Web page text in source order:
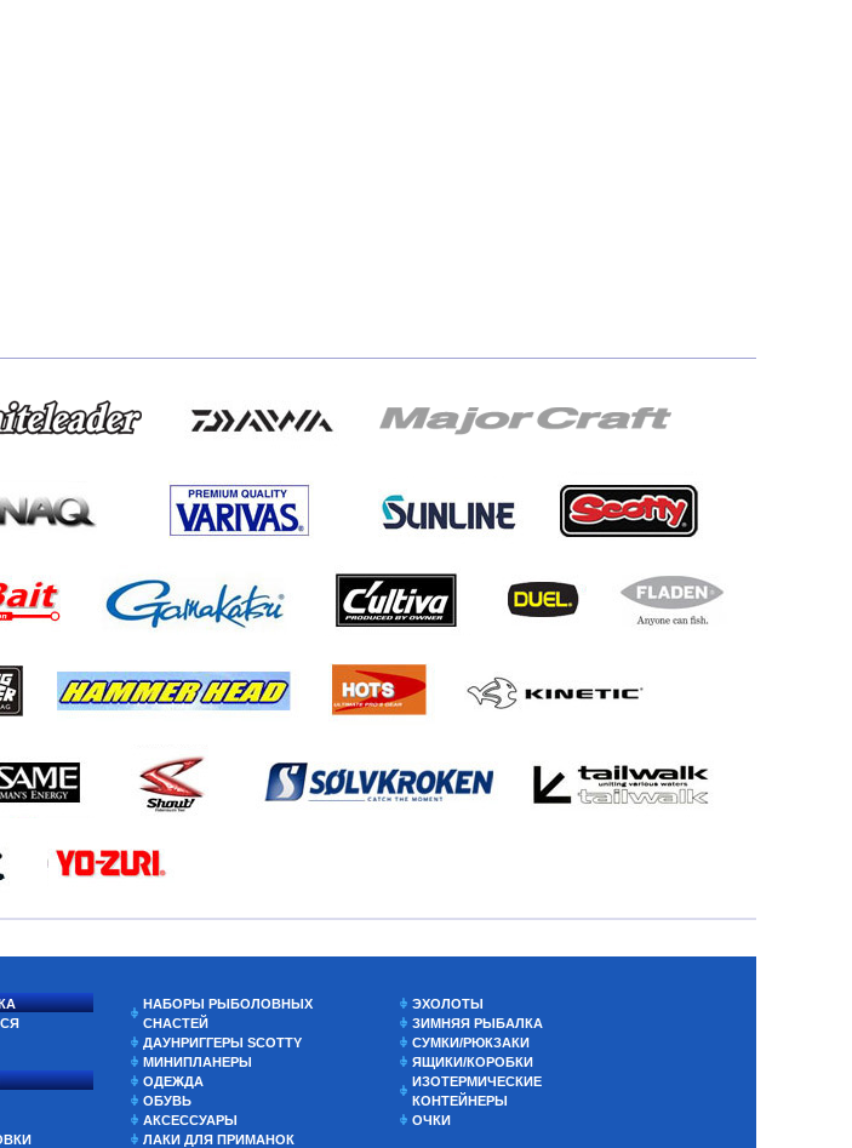
НАБОРЫ РЫБОЛОВНЫХ
СНАСТЕЙ
ДАУНРИГГЕРЫ SCOTTY
МИНИПЛАНЕРЫ
ОДЕЖДА
ОБУВЬ
АКСЕССУАРЫ
ЛАКИ ДЛЯ ПРИМАНОК
ЭХОЛОТЫ
ЗИМНЯЯ РЫБАЛКА
СУМКИ/РЮКЗАКИ
ЯЩИКИ/КОРОБКИ
ИЗОТЕРМИЧЕСКИЕ
КОНТЕЙНЕРЫ
ОЧКИ